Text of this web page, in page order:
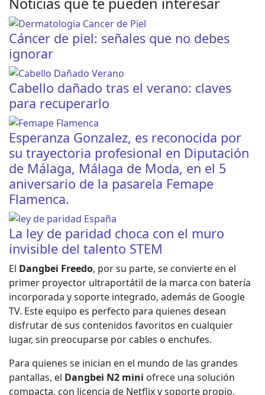
Cáncer de piel: señales que no debes
ignorar
Cabello dañado tras el verano: claves
para recuperarlo
Esperanza Gonzalez, es reconocida por
su trayectoria profesional en Diputación
de Málaga, Málaga de Moda, en el 5
aniversario de la pasarela Femape
Flamenca.
La ley de paridad choca con el muro
invisible del talento STEM
El Dangbei Freedo, por su parte, se convierte en el
primer proyector ultraportátil de la marca con batería
incorporada y soporte integrado, además de Google
TV. Este equipo es perfecto para quienes desean
disfrutar de sus contenidos favoritos en cualquier
lugar, sin preocuparse por cables o enchufes.
Para quienes se inician en el mundo de las grandes
pantallas, el Dangbei N2 mini ofrece una solución
compacta, con licencia de Netflix y soporte propio,